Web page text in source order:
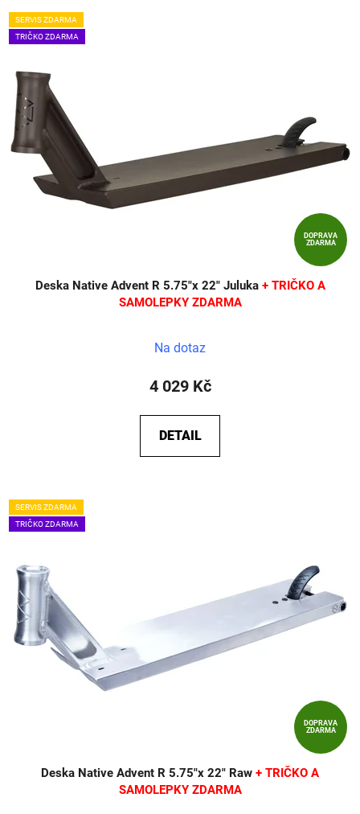
SERVIS ZDARMA
TRIČKO ZDARMA
DOPRAVA
ZDARMA
Deska Native Advent R 5.75"x 22" Juluka + TRIČKO A
SAMOLEPKY ZDARMA
Na dotaz
4 029 Kč
DETAIL
SERVIS ZDARMA
TRIČKO ZDARMA
DOPRAVA
ZDARMA
Deska Native Advent R 5.75"x 22" Raw + TRIČKO A
SAMOLEPKY ZDARMA